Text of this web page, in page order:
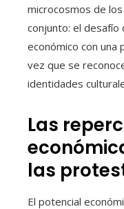
microcosmos de
conjunto: el
económico con una
vez que se
identidades
Las
las
El potencial